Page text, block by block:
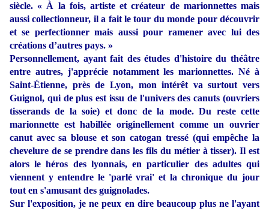
siècle. « À la fois, artiste et créateur de marionnettes mais
aussi collectionneur, il a fait le tour du monde pour découvrir
et se perfectionner mais aussi pour ramener avec lui des
créations d’autres pays. »
Personnellement, ayant fait des études d'histoire du théâtre
entre autres, j'apprécie notamment les marionnettes. Né à
Saint-Étienne, près de Lyon, mon intérêt va surtout vers
Guignol, qui de plus est issu de l'univers des canuts (ouvriers
tisserands de la soie) et donc de la mode. Du reste cette
marionnette est habillée originellement comme un ouvrier
canut avec sa blouse et son catogan tressé (qui empêche la
chevelure de se prendre dans les fils du métier à tisser). Il est
alors le héros des lyonnais, en particulier des adultes qui
viennent y entendre le 'parlé vrai' et la chronique du jour
tout en s'amusant des guignolades.
Sur l'exposition, je ne peux en dire beaucoup plus ne l'ayant